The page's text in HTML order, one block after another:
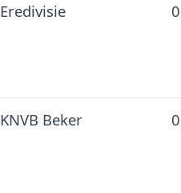
Eredivisie 0
KNVB Beker 0